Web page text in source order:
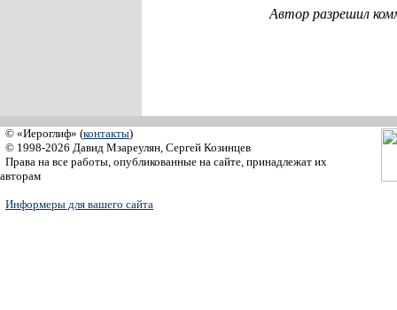
Автор разрешил
© «Иероглиф» (контакты)
© 1998-2026 Давид Мзареулян, Сергей Козинцев
Права на все работы, опубликованные на сайте, принадлежат их
авторам
Информеры для вашего сайта